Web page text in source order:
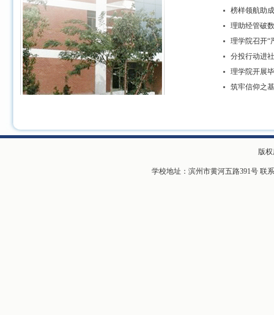
榜样领航助
理助经管破
理学院召开“
分投行动进
理学院开展
筑牢信仰之
版
学校地址：滨州市黄河五路391号 联